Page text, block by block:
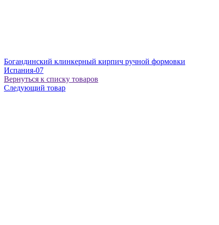
Богандинский клинкерный кирпич ручной формовки
Испания-07
Вернуться к списку товаров
Следующий товар